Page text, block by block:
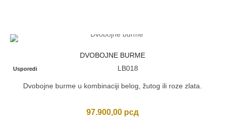
DVOBOJNE BURME
Usporedi LB018
Dvobojne burme u kombinaciji belog, žutog ili roze zlata.
97.900,00 рсд